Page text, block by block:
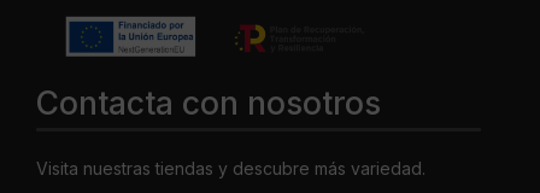
Contacta con nosotros
Visita nuestras tiendas y descubre más variedad.